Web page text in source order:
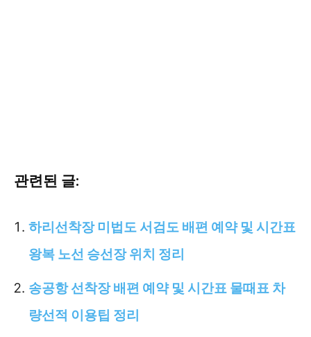
관련된 글:
하리선착장 미법도 서검도 배편 예약 및 시간표
왕복 노선 승선장 위치 정리
송공항 선착장 배편 예약 및 시간표 물때표 차
량선적 이용팁 정리